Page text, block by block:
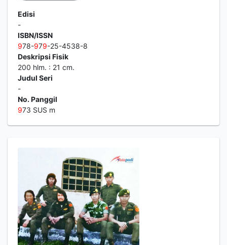
Edisi
-
ISBN/ISSN
978-979-25-4538-8
Deskripsi Fisik
200 hlm. : 21 cm.
Judul Seri
-
No. Panggil
973 SUS m